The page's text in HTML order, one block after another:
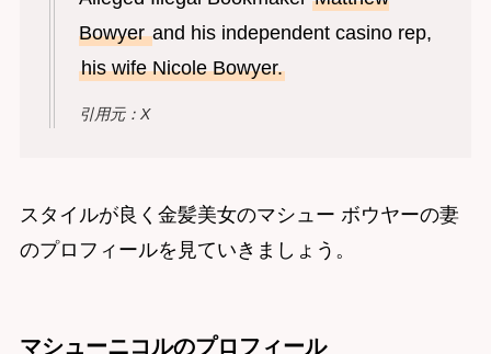
Bowyerand his independent casino rep,
his wife Nicole Bowyer.
引用元：X
スタイルが良く金髪美女のマシュー ボウヤーの妻
のプロフィールを見ていきましょう。
マシューニコルのプロフィール